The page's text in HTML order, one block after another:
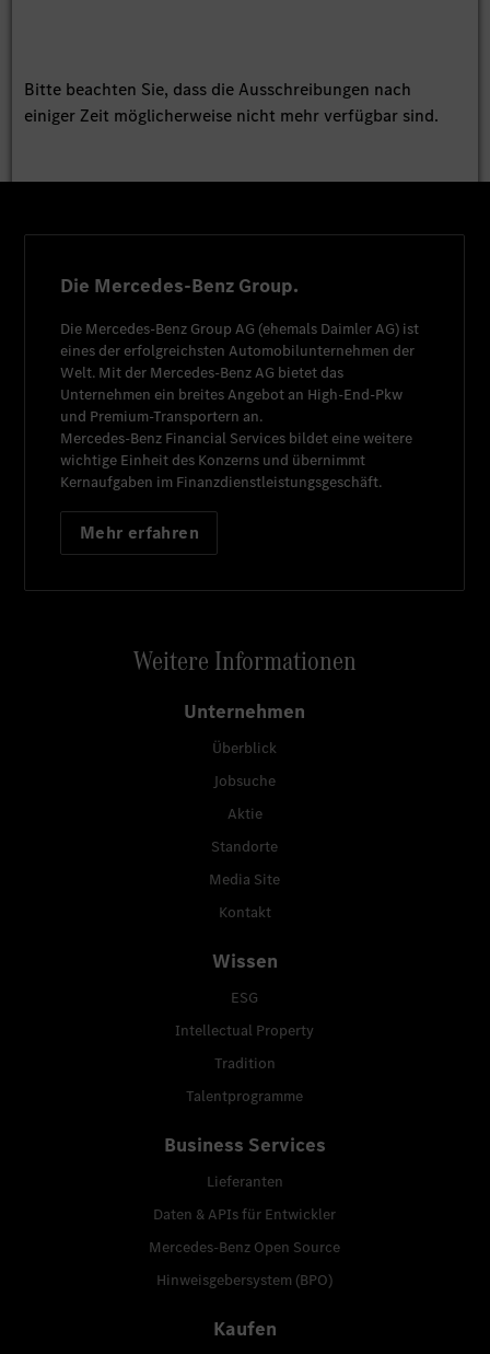
Bitte beachten Sie, dass die Ausschreibungen nach
einiger Zeit möglicherweise nicht mehr verfügbar sind.
Die Mercedes-Benz Group.
Die Mercedes-Benz Group AG (ehemals Daimler AG) ist
eines der erfolgreichsten Automobilunternehmen der
Welt. Mit der Mercedes-Benz AG bietet das
Unternehmen ein breites Angebot an High-End-Pkw
und Premium-Transportern an.
Mercedes-Benz Financial Services bildet eine weitere
wichtige Einheit des Konzerns und übernimmt
Kernaufgaben im Finanzdienstleistungsgeschäft.
Mehr erfahren
Weitere Informationen
Unternehmen
Überblick
Jobsuche
Aktie
Standorte
Media Site
Kontakt
Wissen
ESG
Intellectual Property
Tradition
Talentprogramme
Business Services
Lieferanten
Daten & APIs für Entwickler
Mercedes-Benz Open Source
Hinweisgebersystem (BPO)
Kaufen